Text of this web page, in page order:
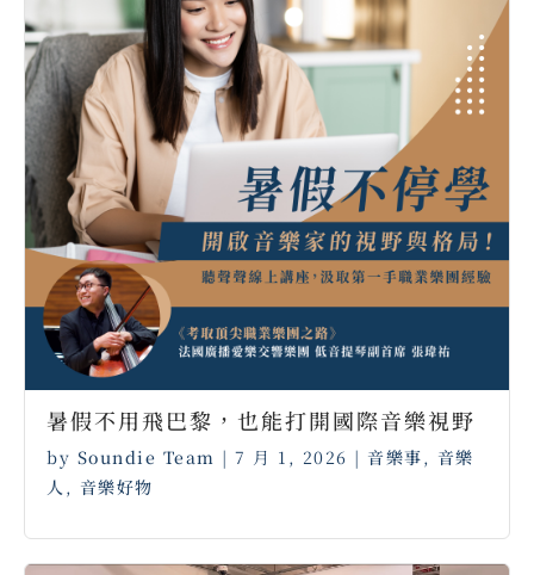
暑假不用飛巴黎，也能打開國際音樂視野
by Soundie Team | 7 月 1, 2026 | 音樂事, 音樂
人 , 音樂好物